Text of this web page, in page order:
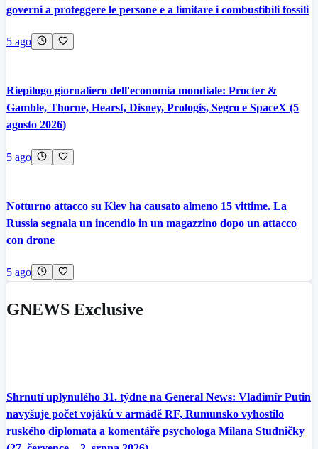
governi a proteggere le persone e a limitare i combustibili fossili
5 ago
Riepilogo giornaliero dell'economia mondiale: Procter &
Gamble, Thorne, Hearst, Disney, Prologis, Segro e SpaceX (5
agosto 2026)
5 ago
Notturno attacco su Kiev ha causato almeno 15 vittime. La
Russia segnala un incendio in un magazzino dopo un attacco
con drone
5 ago
GNEWS Exclusive
Shrnutí uplynulého 31. týdne na General News: Vladimír Putin
navyšuje počet vojáků v armádě RF, Rumunsko vyhostilo
ruského diplomata a komentáře psychologa Milana Studničky